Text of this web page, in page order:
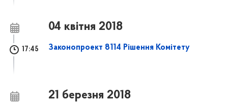
04 квітня 2018
17:45 Законопроект 8114 Рішення Комітету
21 березня 2018